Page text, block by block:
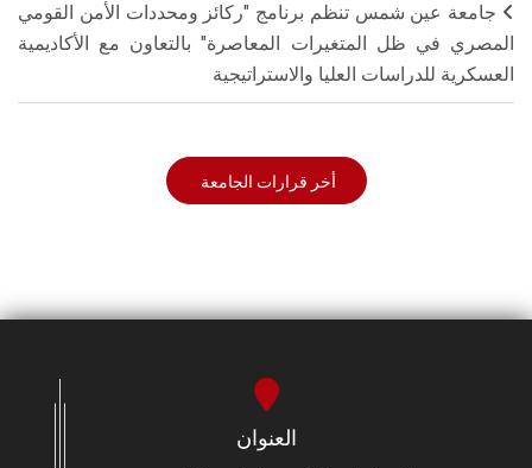
جامعة عين شمس تنظم برنامج "ركائز ومحددات الأمن القومي
المصري في ظل المتغيرات المعاصرة" بالتعاون مع الأكاديمية
العسكرية للدراسات العليا والاستراتيجية
أخر قرارات الجامعة
العنوان